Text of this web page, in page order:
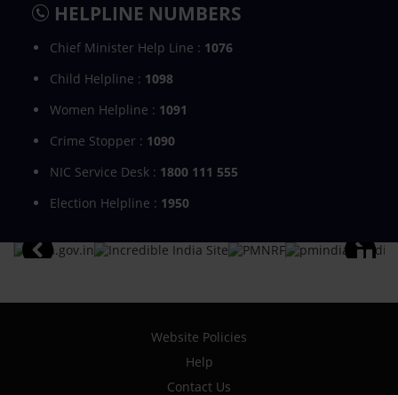
HELPLINE NUMBERS
Chief Minister Help Line : 1076
Child Helpline : 1098
Women Helpline : 1091
Crime Stopper : 1090
NIC Service Desk : 1800 111 555
Election Helpline : 1950
Website Policies
Help
Contact Us